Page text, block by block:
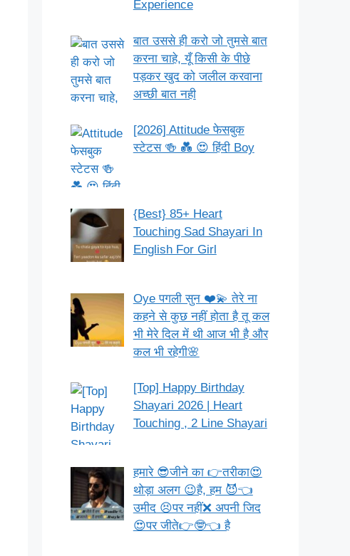
Experience
बात उससे ही करो जो तुमसे बात
करना चाहे, यूँ किसी के पीछे
पड़कर खुद को जलील करवाना
अच्छी बात नही
[2026] Attitude फेसबुक
स्टेटस 🍻 💑 😍 हिंदी Boy
{Best} 85+ Heart
Touching Sad Shayari In
English For Girl
Oye पगली सुन ❤️💫 तेरे ना
कहने से कुछ नहीं होता है तू कल
भी मेरे दिल में थी आज भी है और
कल भी रहेगी🌸
[Top] Happy Birthday
Shayari 2026 | Heart
Touching , 2 Line Shayari
हमारे 😎जीने का 👉तरीका😍
थोड़ा अलग 😉है, हम 😈👈
उमीद 😣पर नहीं❌ अपनी जिद
😍पर जीते👉🤓👈 है